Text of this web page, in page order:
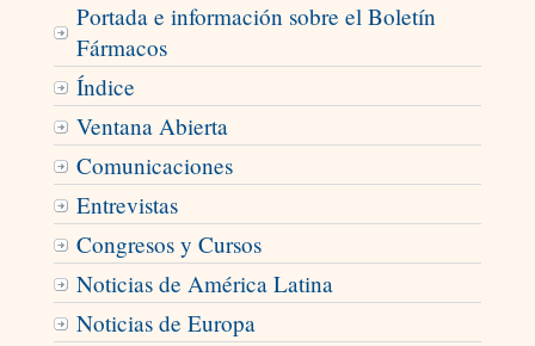
Portada e información sobre el Boletín
Fármacos
Índice
Ventana Abierta
Comunicaciones
Entrevistas
Congresos y Cursos
Noticias de América Latina
Noticias de Europa